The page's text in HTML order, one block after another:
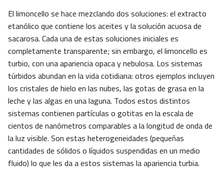
El limoncello se hace mezclando dos soluciones: el extracto
etanólico que contiene los aceites y la solución acuosa de
sacarosa. Cada una de estas soluciones iniciales es
completamente transparente; sin embargo, el limoncello es
turbio, con una apariencia opaca y nebulosa. Los sistemas
túrbidos abundan en la vida cotidiana: otros ejemplos incluyen
los cristales de hielo en las nubes, las gotas de grasa en la
leche y las algas en una laguna. Todos estos distintos
sistemas contienen partículas o gotitas en la escala de
cientos de nanómetros comparables a la longitud de onda de
la luz visible. Son estas heterogeneidades (pequeñas
cantidades de sólidos o líquidos suspendidas en un medio
fluido) lo que les da a estos sistemas la apariencia turbia.